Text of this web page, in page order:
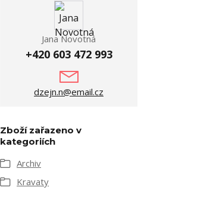
Jana Novotná
+420 603 472 993
dzejn.n@email.cz
Zboží zařazeno v
kategoriích
Archiv
Kravaty